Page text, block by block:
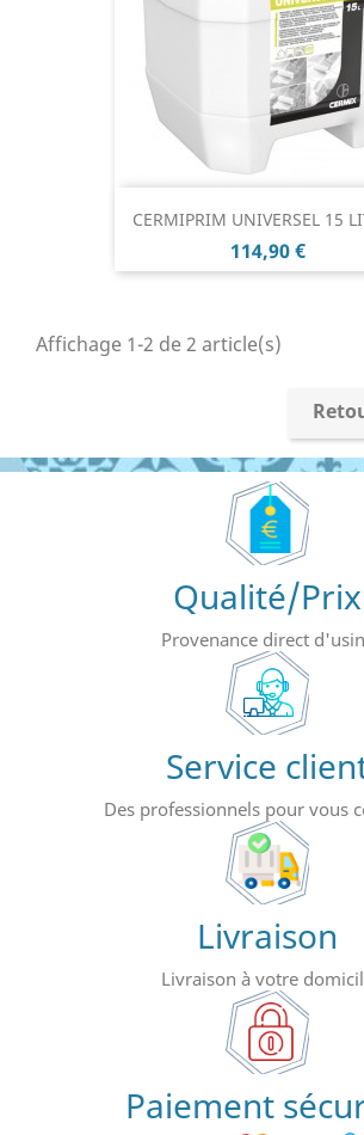
CERMIPRIM UNIVERSEL 15
Prix
114,90 €
Affichage 1-2 de 2 article(s)
Qualité/Prix
Provenance direct
Service
Des professionnels pour vous
Livraison
Livraison à votre
Paiement